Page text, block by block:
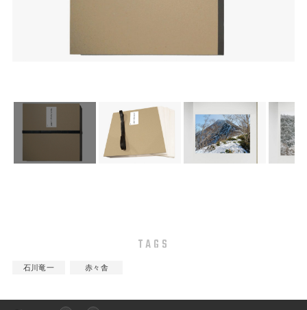
TAGS
石川竜一 赤々舎